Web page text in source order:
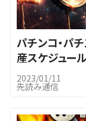
パチンコ・パ
産スケジュー
2023/01/11
先読み通信